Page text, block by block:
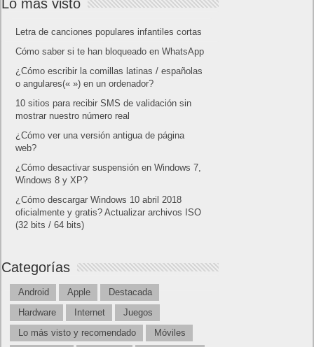
Lo más visto
Letra de canciones populares infantiles cortas
Cómo saber si te han bloqueado en WhatsApp
¿Cómo escribir la comillas latinas / españolas
o angulares(« ») en un ordenador?
10 sitios para recibir SMS de validación sin
mostrar nuestro número real
¿Cómo ver una versión antigua de página
web?
¿Cómo desactivar suspensión en Windows 7,
Windows 8 y XP?
¿Cómo descargar Windows 10 abril 2018
oficialmente y gratis? Actualizar archivos ISO
(32 bits / 64 bits)
Categorías
Android Apple
Destacada
Hardware
Internet
Juegos
Lo más visto y recomendado
Móviles